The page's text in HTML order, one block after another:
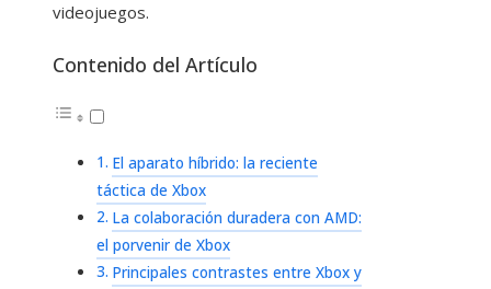
videojuegos.
Contenido del Artículo
El aparato híbrido: la reciente
táctica de Xbox
La colaboración duradera con AMD:
el porvenir de Xbox
Principales contrastes entre Xbox y